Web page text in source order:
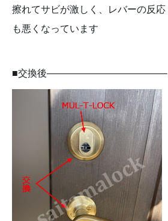
擦れてサビが激しく、レバーの反応
も悪くなっています
■交換後————————————–